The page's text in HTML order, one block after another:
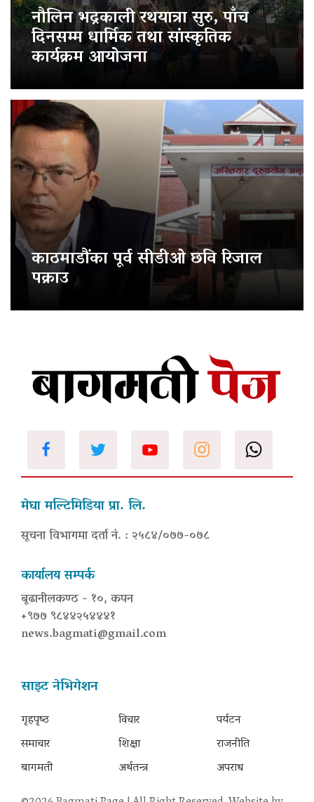
नौलिन भद्रकाली रथयात्रा सुरु, पाँच
दिनसम्म धार्मिक तथा सांस्कृतिक
कार्यक्रम आयोजना
काठमाडौंका पूर्व सीडीओ छवि रिजाल
पक्राउ
मेघा मल्टिमिडिया प्रा. लि.
सूचना विभागमा दर्ता नं. : २५८४/०७७-०७८
कार्यालय सम्पर्क
बूढानीलकण्ठ - १०, कपन
+९७७ ९८४४२५४४४१
news.bagmati@gmail.com
साइट नेभिगेशन
गृहपृष्‍ठ
समाचार
बागमती
विचार
शिक्षा
अर्थतन्त्र
पर्यटन
राजनीति
अपराध